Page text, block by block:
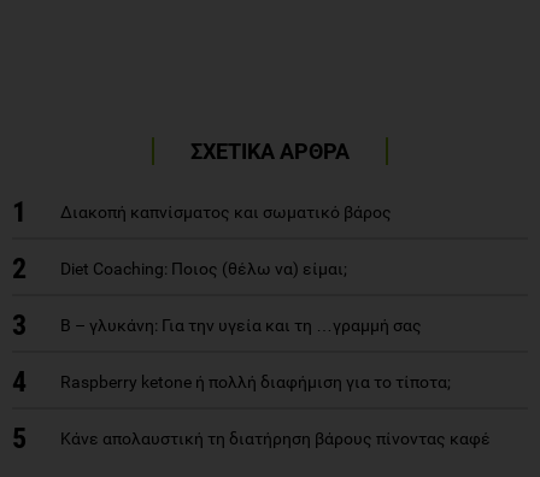
ΣΧΕΤΙΚΑ ΑΡΘΡΑ
1 Διακοπή καπνίσματος και σωματικό βάρος
2 Diet Coaching: Ποιος (θέλω να) είμαι;
3 Β – γλυκάνη: Για την υγεία και τη …γραμμή σας
4 Raspberry ketone ή πολλή διαφήμιση για το τίποτα;
5 Κάνε απολαυστική τη διατήρηση βάρους πίνοντας καφέ